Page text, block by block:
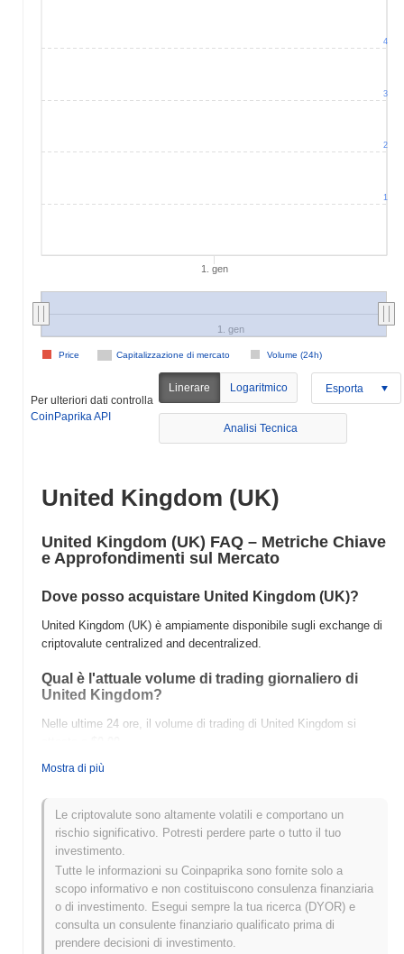
1. gen
Capitalizzazione di mercato Volume (24h)
Price
1. gen
1
2
3
4
Per ulteriori dati controlla
CoinPaprika API
Linerare Logaritmico Esporta
Analisi Tecnica
United Kingdom (UK)
United Kingdom (UK) FAQ – Metriche Chiave
e Approfondimenti sul Mercato
Dove posso acquistare United Kingdom (UK)?
United Kingdom (UK) è ampiamente disponibile sugli exchange di
criptovalute centralized and decentralized.
Qual è l'attuale volume di trading giornaliero di
United Kingdom?
Nelle ultime 24 ore, il volume di trading di United Kingdom si
Qual è lo storico della fascia di prezzo di United
Massimo Storico (ATH):$0.000181
Minimo Storico (ATL): $0.00
United Kingdom è attualmente scambiato ~2.89%al di sotto del
suo ATH .
Come si sta comportando United Kingdom
rispetto al mercato crypto più ampio?
Mostra di più
Le criptovalute sono altamente volatili e comportano un
rischio significativo. Potresti perdere parte o tutto il tuo
investimento.
Tutte le informazioni su Coinpaprika sono fornite solo a
scopo informativo e non costituiscono consulenza finanziaria
o di investimento. Esegui sempre la tua ricerca (DYOR) e
consulta un consulente finanziario qualificato prima di
prendere decisioni di investimento.